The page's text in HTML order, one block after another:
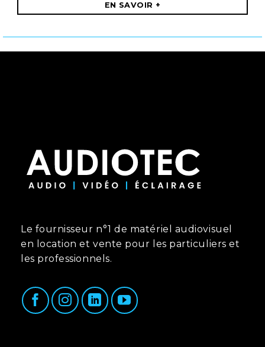
EN SAVOIR +
Le fournisseur n°1 de matériel audiovisuel
en location et vente pour les particuliers et
les professionnels.